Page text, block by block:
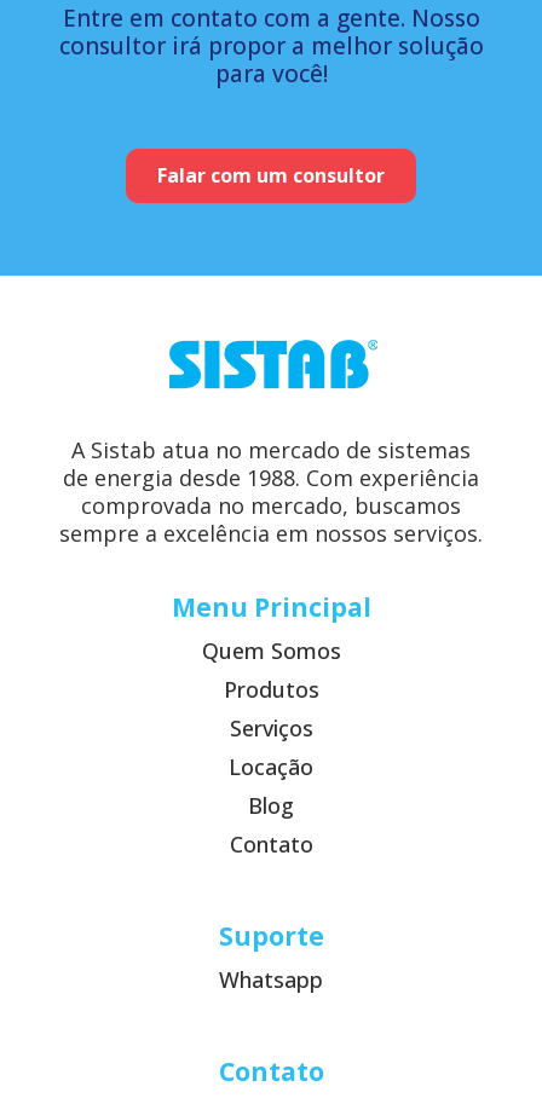
Entre em contato com a gente. Nosso
consultor irá propor a melhor solução
para você!
Falar com um consultor
A Sistab atua no mercado de sistemas
de energia desde 1988. Com experiência
comprovada no mercado, buscamos
sempre a excelência em nossos serviços.
Menu Principal
Quem Somos
Produtos
Serviços
Locação
Blog
Contato
Suporte
Whatsapp
Contato